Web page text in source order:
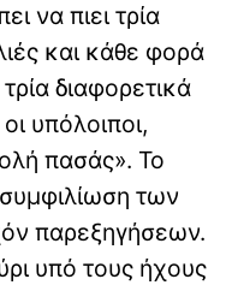
να πιει τρία
και κάθε φορά
διαφορετικά
υπόλοιποι,
πασάς». Το
των
παρεξηγήσεων.
υπό τους ήχους